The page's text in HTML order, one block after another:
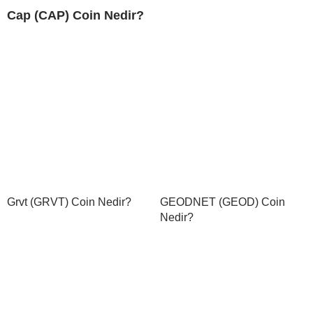
Cap (CAP) Coin Nedir?
Grvt (GRVT) Coin Nedir?
GEODNET (GEOD) Coin
Nedir?